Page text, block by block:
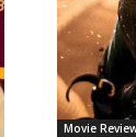
Movie